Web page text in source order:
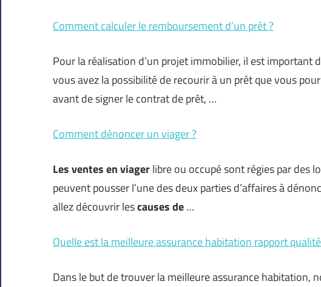
Comment calculer le remboursement d’un prêt ?
Pour la réalisation d’un projet immobilier, il est important
vous avez la possibilité de recourir à un prêt que vous
avant de signer le contrat de prêt, …
Comment dénoncer un viager ?
Les ventes en viagerlibre ou occupé sont régies par des
peuvent pousser l’une des deux parties d’affaires à
allez découvrir lescauses de…
Quelle est la meilleure assurance habitation rapport
Dans le but de trouver la meilleure assurance habitation,